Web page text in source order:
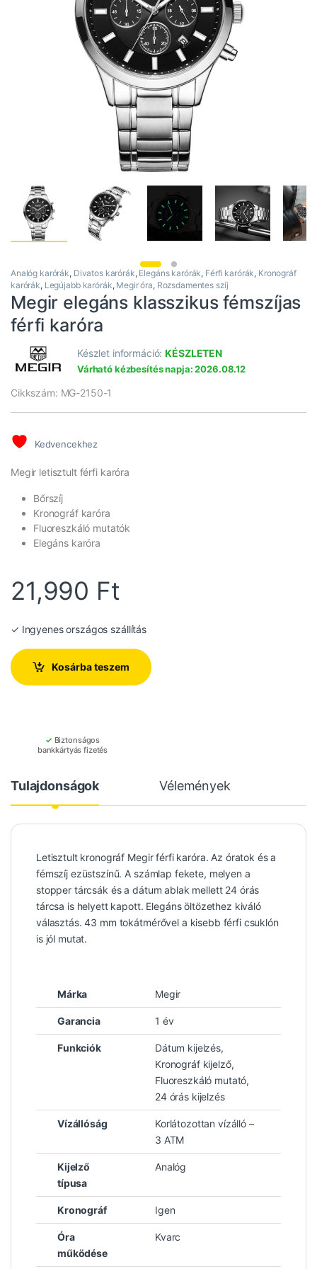
Analóg karórák, Divatos karórák, Elegáns karórák, Férfi karórák, Kronográf
karórák, Legújabb karórák, Megir óra, Rozsdamentes szíj
Megir elegáns klasszikus fémszíjas
férfi karóra
Készlet információ:KÉSZLETEN
Várható kézbesítés napja: 2026.08.12
Cikkszám: MG-2150-1
Kedvencekhez
Megir letisztult férfi karóra
Bőrszíj
Kronográf karóra
Fluoreszkáló mutatók
Elegáns karóra
21,990 Ft
✓ Ingyenes országos szállítás
Kosárba teszem
✓ Biztonságos
bankkártyás fizetés
Tulajdonságok Vélemények
Letisztult kronográf Megir férfi karóra. Az óratok és a
fémszíj ezüstszínű. A számlap fekete, melyen a
stopper tárcsák és a dátum ablak mellett 24 órás
tárcsa is helyett kapott. Elegáns öltözethez kiváló
választás. 43 mm tokátmérővel a kisebb férfi csuklón
is jól mutat.
Márka Megir
Garancia 1 év
Funkciók
Dátum kijelzés,
Kronográf kijelző,
Fluoreszkáló mutató,
24 órás kijelzés
Vízállóság
Korlátozottan vízálló –
3 ATM
Kijelző
típusa
Analóg
Kronográf Igen
Óra
működése
Kvarc